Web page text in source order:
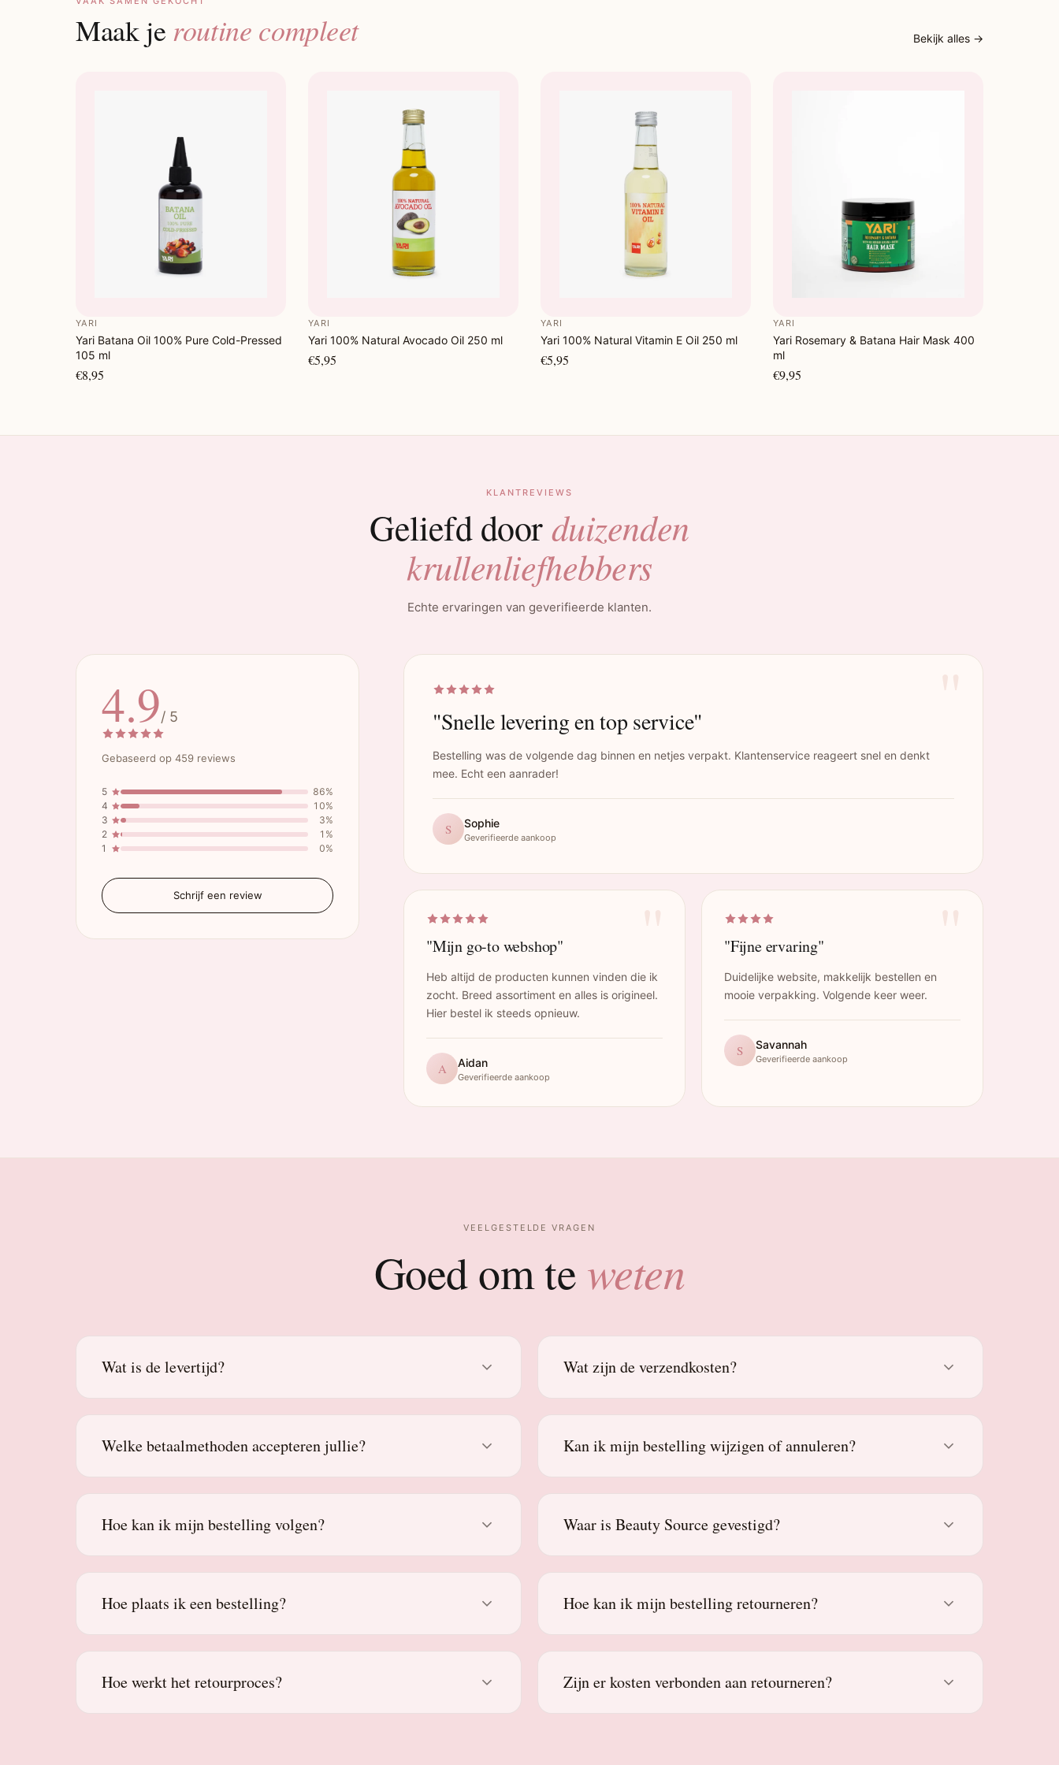
Maak je routine compleet Bekijk alles →
YARI
Yari Batana Oil 100% Pure Cold-Pressed
105 ml
€8,95
YARI
Yari 100% Natural Avocado Oil 250 ml
€5,95
YARI
Yari 100% Natural Vitamin E Oil 250 ml
€5,95
YARI
Yari Rosemary & Batana Hair Mask 400
ml
€9,95
KLANTREVIEWS
Geliefd doorduizenden
krullenliefhebbers
Echte ervaringen van geverifieerde klanten.
4.9/ 5
Gebaseerd op 459 reviews
5
86%
4
10%
3
3%
2
1%
1
0%
Schrijf een review
"Snelle levering en top service"
Bestelling was de volgende dag binnen en netjes verpakt. Klantenservice reageert snel en denkt
mee. Echt een aanrader!
S Sophie
Geverifieerde aankoop
"Mijn go-to webshop"
Heb altijd de producten kunnen vinden die ik
zocht. Breed assortiment en alles is origineel.
Hier bestel ik steeds opnieuw.
A Aidan
Geverifieerde aankoop
"Fijne ervaring"
Duidelijke website, makkelijk bestellen en
mooie verpakking. Volgende keer weer.
S Savannah
Geverifieerde aankoop
VEELGESTELDE VRAGEN
Goed om te weten
Wat is de levertijd? Wat zijn de verzendkosten?
Welke betaalmethoden accepteren jullie? Kan ik mijn bestelling wijzigen of annuleren?
Hoe kan ik mijn bestelling volgen? Waar is Beauty Source gevestigd?
Hoe plaats ik een bestelling? Hoe kan ik mijn bestelling retourneren?
Hoe werkt het retourproces? Zijn er kosten verbonden aan retourneren?